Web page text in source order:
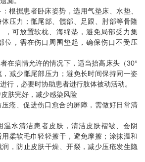
根据患者卧床姿势，选用气垫床、水垫、
压力；骶尾部、髋部、足跟、肘部等骨隆
，可放置软枕、海绵垫，避免局部受力集
位，需在伤口周围垫起，确保伤口不受压
在病情允许的情况下，适当抬高床头（30°
减少骶尾部压力；避免长时间保持同一姿
行，必要时协助患者进行肢体被动活动。
肤完好，减少感染风险
疮、促进伤口愈合的屏障，需做好日常清
温水清洁患者皮肤，清洁皮肤褶皱、会阴
柔软毛巾轻轻擦干，避免摩擦；涂抹温和
，防止皮肤干燥、开裂，减少压疮发生隐